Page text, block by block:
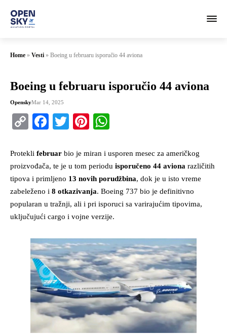
Home » Vesti » Boeing u februaru isporučio 44 aviona
Boeing u februaru isporučio 44 aviona
OpenskyMar 14, 2025
CopyFacebook
TwitterPinterest
Protekli februar bio je miran i usporen mesec za američkog
proizvođača, te je u tom periodu isporučeno 44 aviona različitih
tipova i primljeno 13 novih porudžbina, dok je u isto vreme
zabeleženo i 8 otkazivanja. Boeing 737 bio je definitivno
popularan u tražnji, ali i pri isporuci sa varirajućim tipovima,
uključujući cargo i vojne verzije.